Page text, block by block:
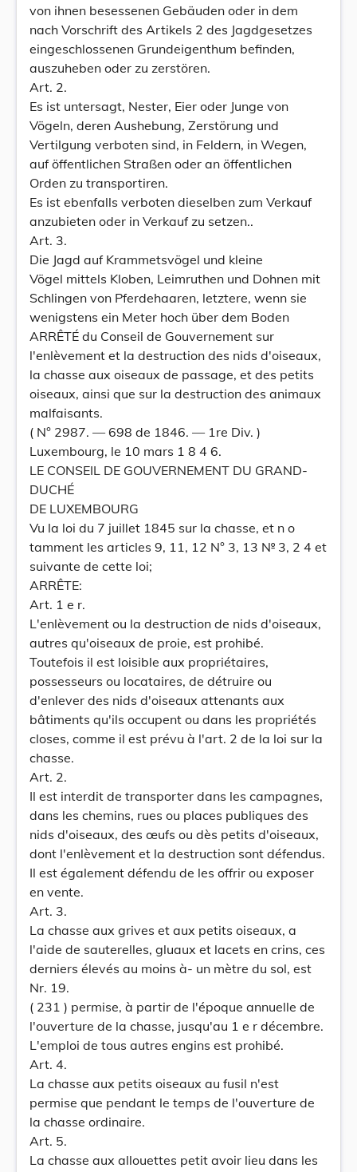
von ihnen besessenen Gebäuden oder in dem
nach Vorschrift des Artikels 2 des Jagdgesetzes
eingeschlossenen Grundeigenthum befinden,
auszuheben oder zu zerstören.
Art. 2.
Es ist untersagt, Nester, Eier oder Junge von
Vögeln, deren Aushebung, Zerstörung und
Vertilgung verboten sind, in Feldern, in Wegen,
auf öffentlichen Straßen oder an öffentlichen
Orden zu transportiren.
Es ist ebenfalls verboten dieselben zum Verkauf
anzubieten oder in Verkauf zu setzen..
Art. 3.
Die Jagd auf Krammetsvögel und kleine
Vögel mittels Kloben, Leimruthen und Dohnen mit
Schlingen von Pferdehaaren, letztere, wenn sie
wenigstens ein Meter hoch über dem Boden
ARRÊTÉ du Conseil de Gouvernement sur
l'enlèvement et la destruction des nids d'oiseaux,
la chasse aux oiseaux de passage, et des petits
oiseaux, ainsi que sur la destruction des animaux
malfaisants.
( N° 2987. — 698 de 1846. — 1re Div. )
Luxembourg, le 10 mars 1 8 4 6.
LE CONSEIL DE GOUVERNEMENT DU GRAND-
DUCHÉ
DE LUXEMBOURG
Vu la loi du 7 juillet 1845 sur la chasse, et n o
tamment les articles 9, 11, 12 N° 3, 13 № 3, 2 4 et
suivante de cette loi;
ARRÊTE:
Art. 1 e r.
L'enlèvement ou la destruction de nids d'oiseaux,
autres qu'oiseaux de proie, est prohibé.
Toutefois il est loisible aux propriétaires,
possesseurs ou locataires, de détruire ou
d'enlever des nids d'oiseaux attenants aux
bâtiments qu'ils occupent ou dans les propriétés
closes, comme il est prévu à l'art. 2 de la loi sur la
chasse.
Art. 2.
Il est interdit de transporter dans les campagnes,
dans les chemins, rues ou places publiques des
nids d'oiseaux, des œufs ou dès petits d'oiseaux,
dont l'enlèvement et la destruction sont défendus.
Il est également défendu de les offrir ou exposer
en vente.
Art. 3.
La chasse aux grives et aux petits oiseaux, a
l'aide de sauterelles, gluaux et lacets en crins, ces
derniers élevés au moins à- un mètre du sol, est
Nr. 19.
( 231 ) permise, à partir de l'époque annuelle de
l'ouverture de la chasse, jusqu'au 1 e r décembre.
L'emploi de tous autres engins est prohibé.
Art. 4.
La chasse aux petits oiseaux au fusil n'est
permise que pendant le temps de l'ouverture de
la chasse ordinaire.
Art. 5.
La chasse aux allouettes petit avoir lieu dans les